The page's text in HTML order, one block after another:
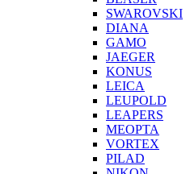
SWAROVSKI
DIANA
GAMO
JAEGER
KONUS
LEICA
LEUPOLD
LEAPERS
MEOPTA
VORTEX
PILAD